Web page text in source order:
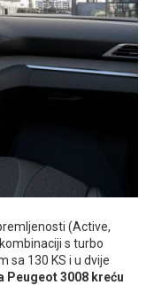
(Active,
s turbo
sa 130 KS i u dvije
Peugeot 3008 kreću